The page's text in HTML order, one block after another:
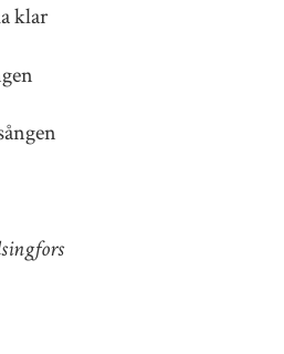
klar